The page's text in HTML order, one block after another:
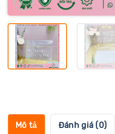
Mô tả Đánh giá (0)